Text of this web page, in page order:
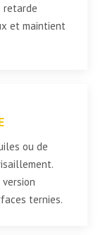
retarde
et maintient
ou de
ternies.